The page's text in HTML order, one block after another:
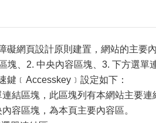
礙網頁設計原則建置，網站的主要
塊、2. 中央內容區塊、3. 下方選單
鍵﹝Accesskey﹞設定如下：
結區塊，此區塊列有本網站主要連
容區塊，為本頁主要內容區。